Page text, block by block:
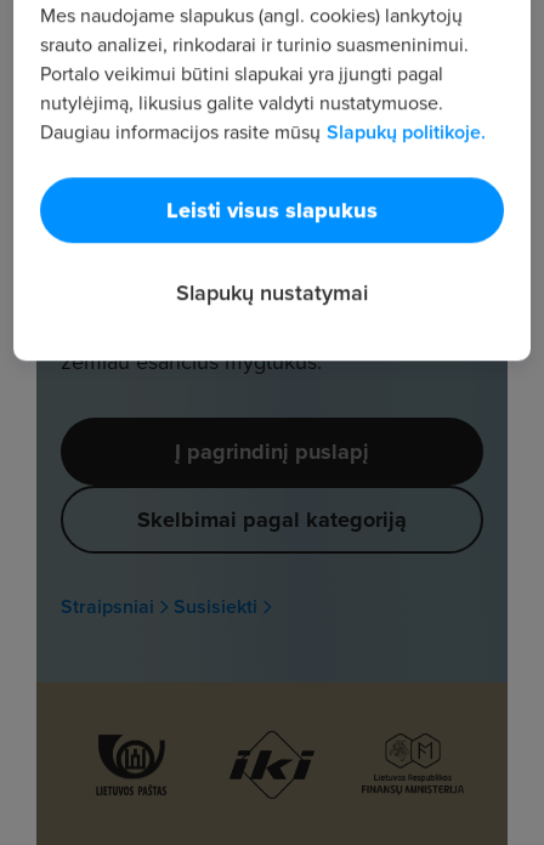
Mes naudojame slapukus (angl. cookies) lankytojų
srauto analizei, rinkodarai ir turinio suasmeninimui.
Portalo veikimui būtini slapukai yra įjungti pagal
nutylėjimą, likusius galite valdyti nustatymuose.
Daugiau informacijos rasite mūsų Slapukų politikoje.
Leisti visus slapukus
Slapukų nustatymai